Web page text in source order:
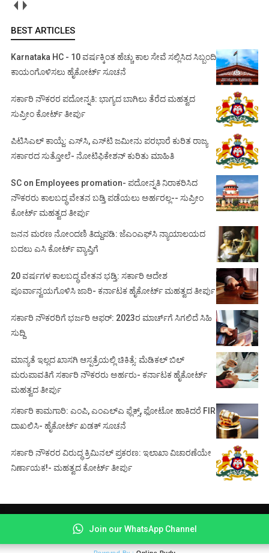
BEST ARTICLES
Karnataka HC - 10 ವರ್ಷಕ್ಕಿಂತ ಹೆಚ್ಚು ಕಾಲ ಸೇವೆ ಸಲ್ಲಿಸಿದ ಸಿಬ್ಬಂದಿ
ಕಾಯಂಗೊಳಿಸಲು ಹೈಕೋರ್ಟ್ ಸೂಚನೆ
ಸರ್ಕಾರಿ ನೌಕರರ ಪದೋನ್ನತಿ: ಭಾಗ್ಯದ ಬಾಗಿಲು ತೆರೆದ ಮಹತ್ವದ
ಸುಪ್ರೀಂ ಕೋರ್ಟ್ ತೀರ್ಪು
ಪಿಟಿಸಿಎಲ್ ಕಾಯ್ದೆ: ಎಸ್‌ಸಿ, ಎಸ್‌ಟಿ ಜಮೀನು ಪರಭಾರೆ ಕುರಿತ ರಾಜ್ಯ
ಸರ್ಕಾರದ ಸುತ್ತೋಲೆ- ನೋಟಿಫಿಕೇಶನ್‌ ಕುರಿತು ಮಾಹಿತಿ
SC on Employees promation- ಪದೋನ್ನತಿ ನಿರಾಕರಿಸಿದ
ನೌಕರರು ಕಾಲಬದ್ಧ ವೇತನ ಬಡ್ತಿ ಪಡೆಯಲು ಅರ್ಹರಲ್ಲ-- ಸುಪ್ರೀಂ
ಕೋರ್ಟ್ ಮಹತ್ವದ ತೀರ್ಪು
ಜನನ ಮರಣ ನೋಂದಣಿ ತಿದ್ದುಪಡಿ: ಜೆಎಂಎಫ್‌ಸಿ ನ್ಯಾಯಾಲಯದ
ಬದಲು ಎಸಿ ಕೋರ್ಟ್‌ ವ್ಯಾಪ್ತಿಗೆ
20 ವರ್ಷಗಳ ಕಾಲಬದ್ಧ ವೇತನ ಭಡ್ತಿ: ಸರ್ಕಾರಿ ಆದೇಶ
ಪೂರ್ವಾನ್ವಯಗೊಳಿಸಿ ಜಾರಿ- ಕರ್ನಾಟಕ ಹೈಕೋರ್ಟ್ ಮಹತ್ವದ ತೀರ್ಪು
ಸರ್ಕಾರಿ ನೌಕರರಿಗೆ ಭರ್ಜರಿ ಆಫರ್: 2023ರ ಮಾರ್ಚ್‌ಗೆ ಸಿಗಲಿದೆ ಸಿಹಿ
ಸುದ್ದಿ
ಮಾನ್ಯತೆ ಇಲ್ಲದ ಖಾಸಗಿ ಆಸ್ಪತ್ರೆಯಲ್ಲಿ ಚಿಕಿತ್ಸೆ: ಮೆಡಿಕಲ್ ಬಿಲ್
ಮರುಪಾವತಿಗೆ ಸರ್ಕಾರಿ ನೌಕರರು ಅರ್ಹರು- ಕರ್ನಾಟಕ ಹೈಕೋರ್ಟ್
ಮಹತ್ವದ ತೀರ್ಪು
ಸರ್ಕಾರಿ ಕಾಮಗಾರಿ: ಎಂಪಿ, ಎಂಎಲ್‌ಎ ಫ್ಲೆಕ್ಸ್‌, ಫೋಟೋ ಹಾಕಿದರೆ FIR
ದಾಖಲಿಸಿ- ಹೈಕೋರ್ಟ್‌ ಖಡಕ್ ಸೂಚನೆ
ಸರ್ಕಾರಿ ನೌಕರರ ವಿರುದ್ಧ ಕ್ರಿಮಿನಲ್ ಪ್ರಕರಣ: ಇಲಾಖಾ ವಿಚಾರಣೆಯೇ
ನಿರ್ಣಾಯಕ!- ಮಹತ್ವದ ಕೋರ್ಟ್ ತೀರ್ಪು
© Copyright 2021 -COURT BEAT NEWS
Join our WhatsApp Channel